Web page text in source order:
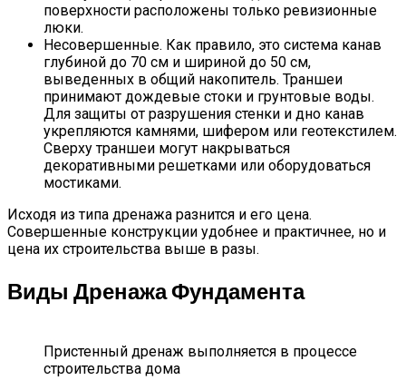
поверхности расположены только ревизионные
люки.
Несовершенные. Как правило, это система канав
глубиной до 70 см и шириной до 50 см,
выведенных в общий накопитель. Траншеи
принимают дождевые стоки и грунтовые воды.
Для защиты от разрушения стенки и дно канав
укрепляются камнями, шифером или геотекстилем.
Сверху траншеи могут накрываться
декоративными решетками или оборудоваться
мостиками.
Исходя из типа дренажа разнится и его цена.
Совершенные конструкции удобнее и практичнее, но и
цена их строительства выше в разы.
Виды Дренажа Фундамента
Пристенный дренаж выполняется в процессе
строительства дома